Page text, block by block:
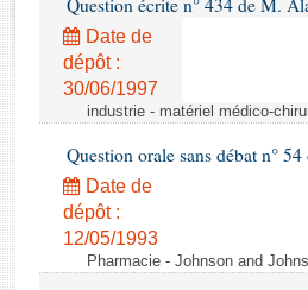
Rapports d'enquête
Rapports législatifs
Rapports sur l'application des lois
Baromètre de l’application des lois
Dossiers législatifs
Budget et sécurité sociale
Questions écrites et orales
Comptes rendus des débats
Question écrite n° 434 de M.
Date de
dépôt :
30/06/1997
industrie - matériel médico-
Question orale sans débat n°
Date de
dépôt :
12/05/1993
Pharmacie - Johnson and